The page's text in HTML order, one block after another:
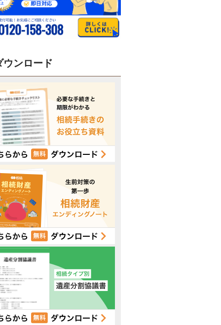
ウンロード